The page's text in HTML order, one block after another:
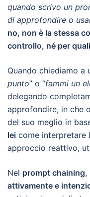
quando scrivo un
di approfondire o
no, non è la stessa
controllo, né per
Quando chiediamo a
punto” o “fammi un
delegando
approfondire, in che
del suo meglio in
lei come interpretare
approccio reattivo,
Nel prompt chaining,
attivamente e